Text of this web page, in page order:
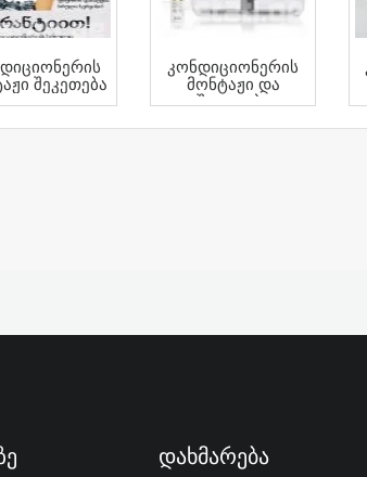
Შეკეთება
Კონდიციონერის
Მონტაჟი Და
Შეკეთება
Დახმარება